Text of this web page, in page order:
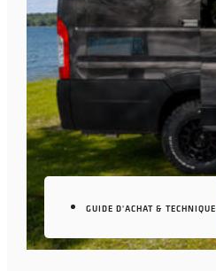
GUIDE D'ACHAT & TECHNIQUE